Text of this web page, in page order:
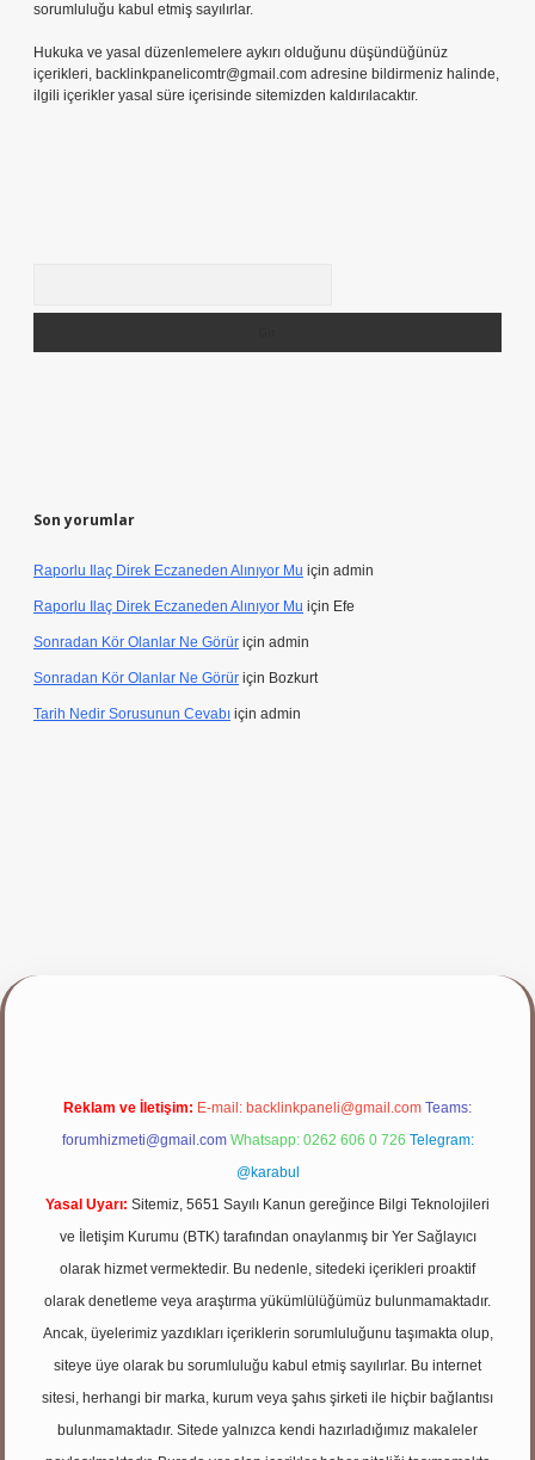
sorumluluğu kabul etmiş sayılırlar.
Hukuka ve yasal düzenlemelere aykırı olduğunu düşündüğünüz
içerikleri, backlinkpanelicomtr@gmail.com adresine bildirmeniz halinde,
ilgili içerikler yasal süre içerisinde sitemizden kaldırılacaktır.
Son yorumlar
Raporlu Ilaç Direk Eczaneden Alınıyor Mu için admin
Raporlu Ilaç Direk Eczaneden Alınıyor Mu için Efe
Sonradan Kör Olanlar Ne Görür için admin
Sonradan Kör Olanlar Ne Görür için Bozkurt
Tarih Nedir Sorusunun Cevabı için admin
yap
Reklam ve İletişim: E-mail: backlinkpaneli@gmail.com Teams:
forumhizmeti@gmail.com Whatsapp: 0262 606 0 726 Telegram:
@karabul
Yasal Uyarı: Sitemiz, 5651 Sayılı Kanun gereğince Bilgi Teknolojileri
ve İletişim Kurumu (BTK) tarafından onaylanmış bir Yer Sağlayıcı
olarak hizmet vermektedir. Bu nedenle, sitedeki içerikleri proaktif
olarak denetleme veya araştırma yükümlülüğümüz bulunmamaktadır.
Ancak, üyelerimiz yazdıkları içeriklerin sorumluluğunu taşımakta olup,
siteye üye olarak bu sorumluluğu kabul etmiş sayılırlar. Bu internet
sitesi, herhangi bir marka, kurum veya şahıs şirketi ile hiçbir bağlantısı
bulunmamaktadır. Sitede yalnızca kendi hazırladığımız makaleler